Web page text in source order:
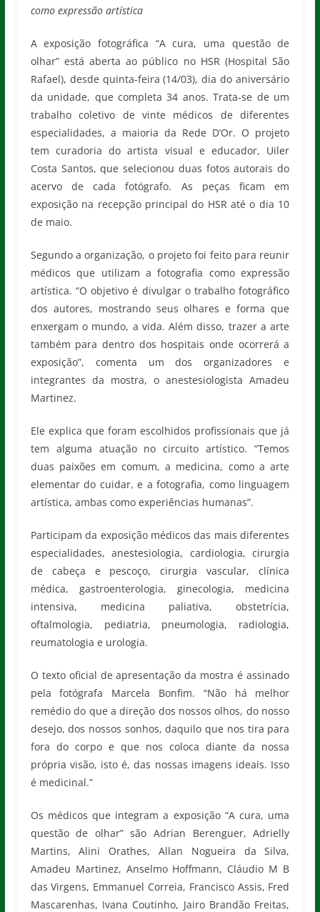
como expressão artística
A exposição fotográfica “A cura, uma questão de
olhar” está aberta ao público no HSR (Hospital São
Rafael), desde quinta-feira (14/03), dia do aniversário
da unidade, que completa 34 anos. Trata-se de um
trabalho coletivo de vinte médicos de diferentes
especialidades, a maioria da Rede D’Or. O projeto
tem curadoria do artista visual e educador, Uiler
Costa Santos, que selecionou duas fotos autorais do
acervo de cada fotógrafo. As peças ficam em
exposição na recepção principal do HSR até o dia 10
de maio.
Segundo a organização, o projeto foi feito para reunir
médicos que utilizam a fotografia como expressão
artística. “O objetivo é divulgar o trabalho fotográfico
dos autores, mostrando seus olhares e forma que
enxergam o mundo, a vida. Além disso, trazer a arte
também para dentro dos hospitais onde ocorrerá a
exposição”, comenta um dos organizadores e
integrantes da mostra, o anestesiologista Amadeu
Martinez.
Ele explica que foram escolhidos profissionais que já
tem alguma atuação no circuito artístico. “Temos
duas paixões em comum, a medicina, como a arte
elementar do cuidar, e a fotografia, como linguagem
artística, ambas como experiências humanas”.
Participam da exposição médicos das mais diferentes
especialidades, anestesiologia, cardiologia, cirurgia
de cabeça e pescoço, cirurgia vascular, clínica
médica, gastroenterologia, ginecologia, medicina
intensiva, medicina paliativa, obstetrícia,
oftalmologia, pediatria, pneumologia, radiologia,
reumatologia e urologia.
O texto oficial de apresentação da mostra é assinado
pela fotógrafa Marcela Bonfim. “Não há melhor
remédio do que a direção dos nossos olhos, do nosso
desejo, dos nossos sonhos, daquilo que nos tira para
fora do corpo e que nos coloca diante da nossa
própria visão, isto é, das nossas imagens ideais. Isso
é medicinal.”
Os médicos que integram a exposição “A cura, uma
questão de olhar” são Adrian Berenguer, Adrielly
Martins, Alini Orathes, Allan Nogueira da Silva,
Amadeu Martinez, Anselmo Hoffmann, Cláudio M B
das Virgens, Emmanuel Correia, Francisco Assis, Fred
Mascarenhas, Ivana Coutinho, Jairo Brandão Freitas,